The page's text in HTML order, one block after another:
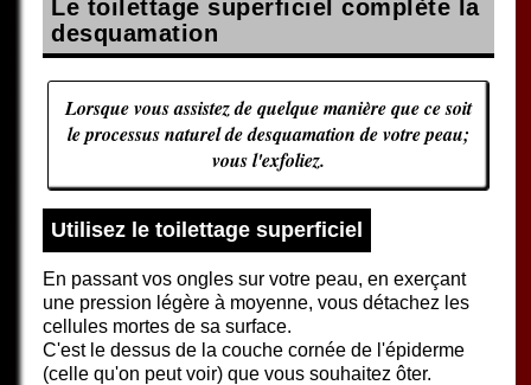
Le toilettage superficiel complète la
desquamation
Lorsque vous assistez de quelque manière que ce soit
le processus naturel de desquamation de votre peau;
vous l'exfoliez.
Utilisez le toilettage superficiel
En passant vos ongles sur votre peau, en exerçant
une pression légère à moyenne, vous détachez les
cellules mortes de sa surface.
C'est le dessus de la couche cornée de l'épiderme
(celle qu'on peut voir) que vous souhaitez ôter.